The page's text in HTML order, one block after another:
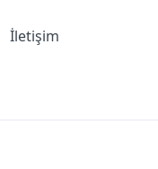
İletişim